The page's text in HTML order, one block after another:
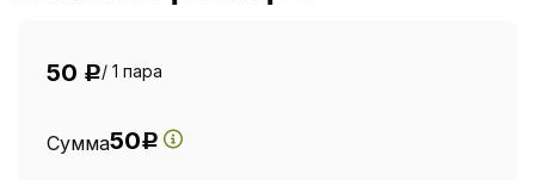
50 Р/ 1 пара
Сумма50Р